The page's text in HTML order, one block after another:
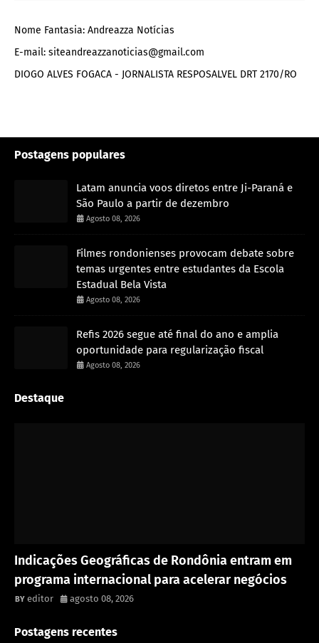
Nome Fantasia: Andreazza Notícias
E-mail: siteandreazzanoticias@gmail.com
DIOGO ALVES FOGACA - JORNALISTA RESPOSALVEL DRT 2170/RO
Postagens populares
Latam anuncia voos diretos entre Ji-Paraná e
São Paulo a partir de dezembro
Agosto 08, 2026
Filmes rondonienses provocam debate sobre
temas urgentes entre estudantes da Escola
Estadual Bela Vista
Agosto 08, 2026
Refis 2026 segue até final do ano e amplia
oportunidade para regularização fiscal
Agosto 08, 2026
Destaque
Indicações Geográficas de Rondônia entram em
programa internacional para acelerar negócios
editor agosto 08, 2026
Postagens recentes